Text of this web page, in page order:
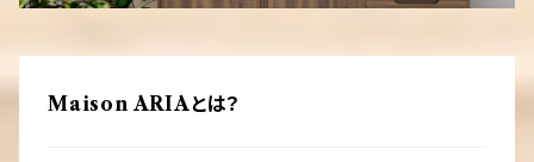
Maison ARIAとは？